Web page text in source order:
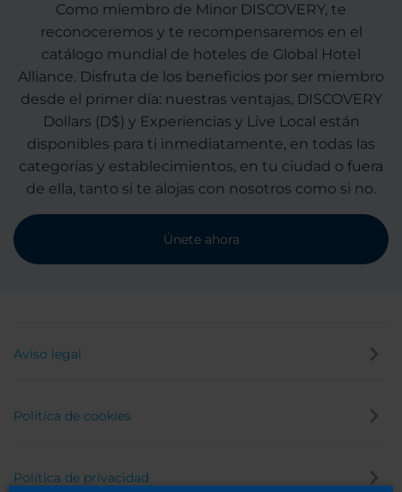
Como miembro de Minor DISCOVERY, te
reconoceremos y te recompensaremos en el
catálogo mundial de hoteles de Global Hotel
Alliance. Disfruta de los beneficios por ser miembro
desde el primer día: nuestras ventajas, DISCOVERY
Dollars (D$) y Experiencias y Live Local están
disponibles para ti inmediatamente, en todas las
categorías y establecimientos, en tu ciudad o fuera
de ella, tanto si te alojas con nosotros como si no.
Únete ahora
Aviso legal
Política de cookies
Política de privacidad